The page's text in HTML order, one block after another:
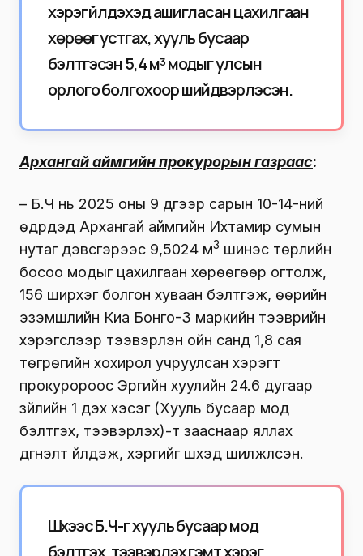
хэрэг үйлдэхэд ашигласан цахилгаан
хөрөөг устгах, хууль бусаар
бэлтгэсэн 5,4 м³ модыг улсын
орлого болгохоор шийдвэрлэсэн.
Архангай аймгийн прокурорын газраас:
– Б.Ч нь 2025 оны 9 дүгээр сарын 10-14-ний
өдрүүдэд Архангай аймгийн Ихтамир сумын
нутаг дэвсгэрээс 9,5024 м3 шинэс төрлийн
босоо модыг цахилгаан хөрөөгөөр огтолж,
156 ширхэг болгон хуваан бэлтгэж, өөрийн
эзэмшлийн Киа Бонго-3 маркийн тээврийн
хэрэгслээр тээвэрлэн ойн санд 1,8 сая
төгрөгийн хохирол учруулсан хэрэгт
прокуророос Эрүүгийн хуулийн 24.6 дугаар
зүйлийн 1 дэх хэсэг (Хууль бусаар мод
бэлтгэх, тээвэрлэх)-т зааснаар яллах
дүгнэлт үйлдэж, хэргийг шүүхэд шилжүүлсэн.
Шүүхээс Б.Ч-г хууль бусаар мод